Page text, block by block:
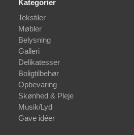
Kategorier
Tekstiler
Møbler
Belysning
Galleri
Delikatesser
Boligtilbehør
Opbevaring
Skønhed & Pleje
Musik/Lyd
Gave idéer